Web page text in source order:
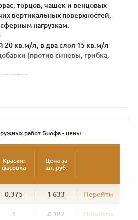
торцов, чашек и венцовых
вертикальных поверхностей,
нагрузкам.
20 кв.м/л, в два слоя 15 кв.м/л
(против синевы, грибка,
интенсивной
садовая мебель, беседки,
и лаги, венцы срубов. Масло
структуру дерева, масло
полуглянцевый блеск.
работ Биофа - цены
Краски:
фасовка
Цена за
шт, руб.
0.375 1 633 Перейти
1 4 382 Перейти